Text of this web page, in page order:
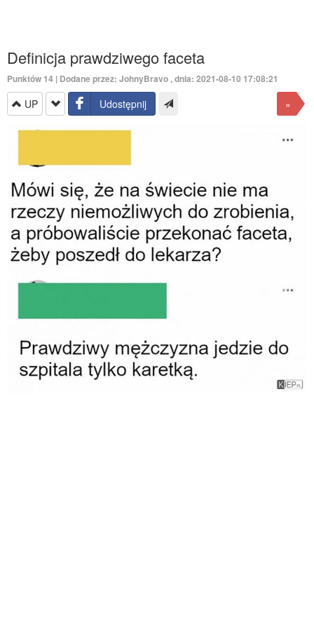
Definicja prawdziwego faceta
Punktów 14 | Dodane przez: JohnyBravo, dnia: 2021-08-10 17:08:21
UP Udostępnij »